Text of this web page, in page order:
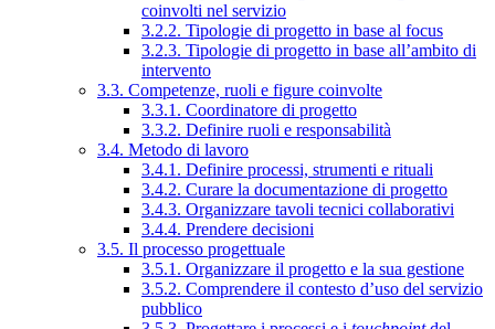
coinvolti nel servizio
3.2.2. Tipologie di progetto in base al focus
3.2.3. Tipologie di progetto in base all’ambito di
intervento
3.3. Competenze, ruoli e figure coinvolte
3.3.1. Coordinatore di progetto
3.3.2. Definire ruoli e responsabilità
3.4. Metodo di lavoro
3.4.1. Definire processi, strumenti e rituali
3.4.2. Curare la documentazione di progetto
3.4.3. Organizzare tavoli tecnici collaborativi
3.4.4. Prendere decisioni
3.5. Il processo progettuale
3.5.1. Organizzare il progetto e la sua gestione
3.5.2. Comprendere il contesto d’uso del servizio
pubblico